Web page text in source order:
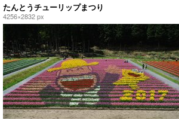
たんとうチューリップまつり
4256×2832 px